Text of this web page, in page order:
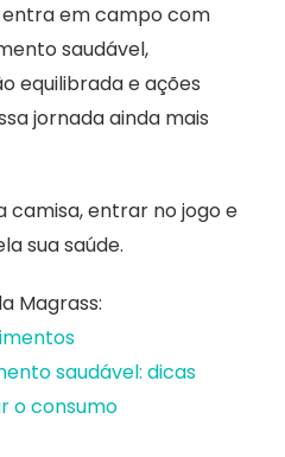
entra em campo com
saudável,
equilibrada e ações
jornada ainda mais
camisa, entrar no jogo e
sua saúde.
Magrass:
saudável: dicas
o consumo